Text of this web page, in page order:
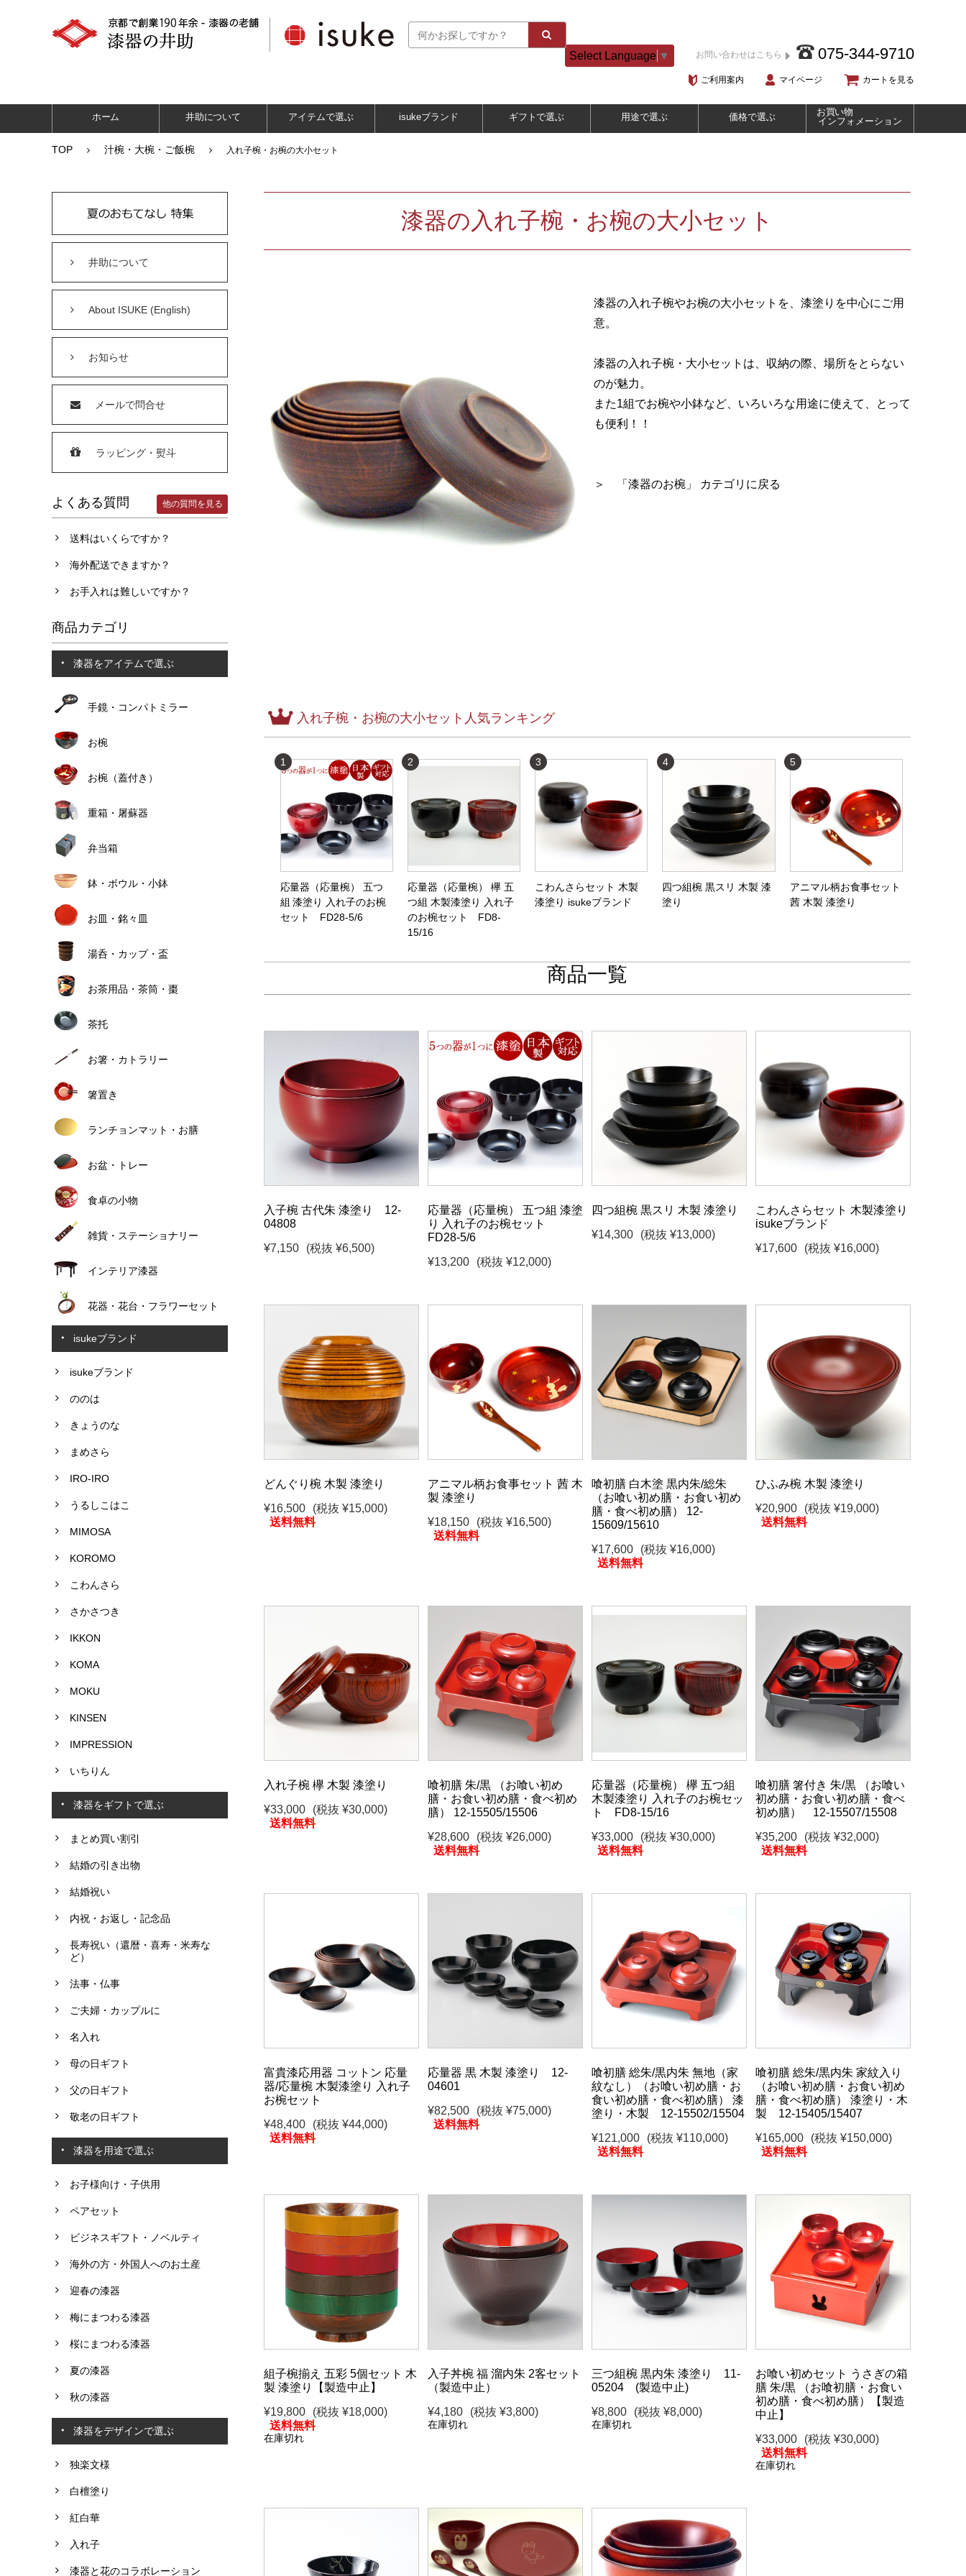
Select Language ▼ お問い合わせはこちら 075-344-9710
ご利用案内 マイページ カートを見る
ホーム 井助について アイテムで選ぶ isukeブランド ギフトで選ぶ 用途で選ぶ 価格で選ぶ
お買い物
インフォメーション
TOP 汁椀・大椀・ご飯椀 入れ子椀・お椀の大小セット
井助について
About ISUKE (English)
お知らせ
メールで問合せ
ラッピング・熨斗
よくある質問 他の質問を見る
送料はいくらですか？
海外配送できますか？
お手入れは難しいですか？
商品カテゴリ
漆器をアイテムで選ぶ
手鏡・コンパトミラー
お椀
お椀（蓋付き）
重箱・屠蘇器
弁当箱
鉢・ボウル・小鉢
お皿・銘々皿
湯呑・カップ・盃
お茶用品・茶筒・棗
茶托
お箸・カトラリー
箸置き
ランチョンマット・お膳
お盆・トレー
食卓の小物
雑貨・ステーショナリー
インテリア漆器
花器・花台・フラワーセット
isukeブランド
isukeブランド
ののは
きょうのな
まめさら
IRO-IRO
うるしこはこ
MIMOSA
KOROMO
こわんさら
さかさつき
IKKON
KOMA
MOKU
KINSEN
IMPRESSION
いちりん
漆器をギフトで選ぶ
まとめ買い割引
結婚の引き出物
結婚祝い
内祝・お返し・記念品
長寿祝い（還暦・喜寿・米寿な
ど）
法事・仏事
ご夫婦・カップルに
名入れ
母の日ギフト
父の日ギフト
敬老の日ギフト
漆器を用途で選ぶ
お子様向け・子供用
ペアセット
ビジネスギフト・ノベルティ
海外の方・外国人へのお土産
迎春の漆器
梅にまつわる漆器
桜にまつわる漆器
夏の漆器
秋の漆器
漆器をデザインで選ぶ
独楽文様
白檀塗り
紅白華
入れ子
漆器と花のコラボレーション
漆器の入れ子椀・お椀の大小セット
漆器の入れ子椀やお椀の大小セットを、漆塗りを中心にご用
意。
漆器の入れ子椀・大小セットは、収納の際、場所をとらない
のが魅力。
また1組でお椀や小鉢など、いろいろな用途に使えて、とって
も便利！！
＞ 「漆器のお椀」 カテゴリに戻る
入れ子椀・お椀の大小セット人気ランキング
1
応量器（応量椀） 五つ
組 漆塗り 入れ子のお椀
セット FD28-5/6
2
応量器（応量椀） 欅 五
つ組 木製漆塗り 入れ子
のお椀セット FD8-
15/16
3
こわんさらセット 木製
漆塗り isukeブランド
4
四つ組椀 黒スリ 木製 漆
塗り
5
アニマル柄お食事セット
茜 木製 漆塗り
商品一覧
入子椀 古代朱 漆塗り 12-
04808
¥7,150
(税抜 ¥6,500)
応量器（応量椀） 五つ組 漆塗
り 入れ子のお椀セット
FD28-5/6
¥13,200
(税抜 ¥12,000)
四つ組椀 黒スリ 木製 漆塗り
¥14,300
(税抜 ¥13,000)
こわんさらセット 木製漆塗り
isukeブランド
¥17,600
(税抜 ¥16,000)
どんぐり椀 木製 漆塗り
¥16,500
(税抜 ¥15,000)
送料無料
アニマル柄お食事セット 茜 木
製 漆塗り
¥18,150
(税抜 ¥16,500)
送料無料
喰初膳 白木塗 黒内朱/総朱
（お喰い初め膳・お食い初め
膳・食べ初め膳） 12-
15609/15610
¥17,600
(税抜 ¥16,000)
送料無料
ひふみ椀 木製 漆塗り
¥20,900
(税抜 ¥19,000)
送料無料
入れ子椀 欅 木製 漆塗り
¥33,000
(税抜 ¥30,000)
送料無料
喰初膳 朱/黒 （お喰い初め
膳・お食い初め膳・食べ初め
膳） 12-15505/15506
¥28,600
(税抜 ¥26,000)
送料無料
応量器（応量椀） 欅 五つ組
木製漆塗り 入れ子のお椀セッ
ト FD8-15/16
¥33,000
(税抜 ¥30,000)
送料無料
喰初膳 箸付き 朱/黒 （お喰い
初め膳・お食い初め膳・食べ
初め膳） 12-15507/15508
¥35,200
(税抜 ¥32,000)
送料無料
富貴漆応用器 コットン 応量
器/応量椀 木製漆塗り 入れ子
お椀セット
¥48,400
(税抜 ¥44,000)
送料無料
応量器 黒 木製 漆塗り 12-
04601
¥82,500
(税抜 ¥75,000)
送料無料
喰初膳 総朱/黒内朱 無地（家
紋なし）（お喰い初め膳・お
食い初め膳・食べ初め膳） 漆
塗り・木製 12-15502/15504
¥121,000
(税抜 ¥110,000)
送料無料
喰初膳 総朱/黒内朱 家紋入り
（お喰い初め膳・お食い初め
膳・食べ初め膳） 漆塗り・木
製 12-15405/15407
¥165,000
(税抜 ¥150,000)
送料無料
組子椀揃え 五彩 5個セット 木
製 漆塗り【製造中止】
¥19,800
(税抜 ¥18,000)
送料無料
在庫切れ
入子丼椀 福 溜内朱 2客セット
（製造中止）
¥4,180
(税抜 ¥3,800)
在庫切れ
三つ組椀 黒内朱 漆塗り 11-
05204 (製造中止)
¥8,800
(税抜 ¥8,000)
在庫切れ
お喰い初めセット うさぎの箱
膳 朱/黒 （お喰初膳・お食い
初め膳・食べ初め膳）【製造
中止】
¥33,000
(税抜 ¥30,000)
送料無料
在庫切れ